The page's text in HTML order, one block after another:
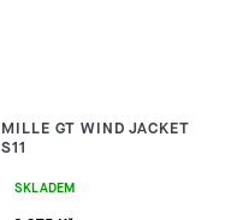
MILLE GT WIND JACKET
S11
SKLADEM